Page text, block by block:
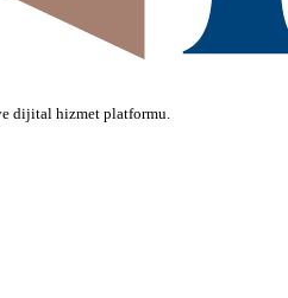
dijital hizmet platformu.